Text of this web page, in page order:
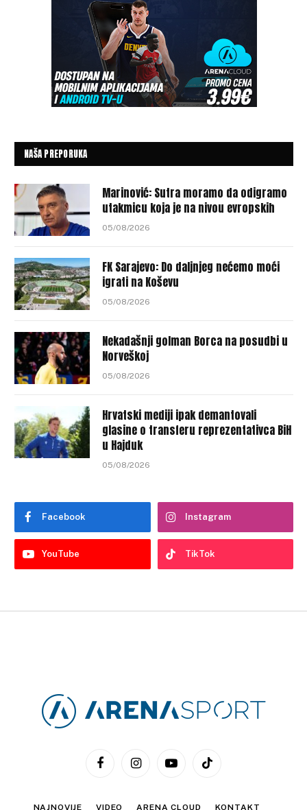
NAŠA PREPORUKA
Marinović: Sutra moramo da odigramo
utakmicu koja je na nivou evropskih
05/08/2026
FK Sarajevo: Do daljnjeg nećemo moći
igrati na Koševu
05/08/2026
Nekadašnji golman Borca na posudbi u
Norveškoj
05/08/2026
Hrvatski mediji ipak demantovali
glasine o transferu reprezentativca BiH
u Hajduk
05/08/2026
Facebook Instagram
YouTube TikTok
FacebookInstagramYouTubeTikTok
NAJNOVIJE VIDEO ARENA CLOUD KONTAKT